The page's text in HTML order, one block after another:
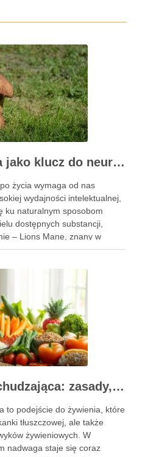
Soplówka jeżowata jako klucz do neuroregeneracji. Dlaczego Lions Mane podbija świat suplementów
życia wymaga od nas
wydajności intelektualnej,
ku naturalnym sposobom
dostępnych substancji,
– Lions Mane, znany w
Ten niezwykły grzyb witalny,
Delikatna dieta odchudzająca: zasady, jadłospis i efekty
to podejście do żywienia, które
tłuszczowej, ale także
żywieniowych. W
nadwaga staje się coraz